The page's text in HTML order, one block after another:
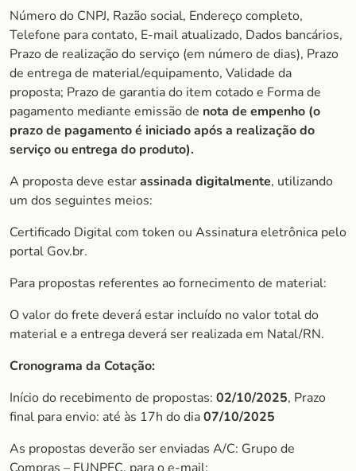
Número do CNPJ, Razão social, Endereço completo,
Telefone para contato, E-mail atualizado, Dados bancários,
Prazo de realização do serviço (em número de dias), Prazo
de entrega de material/equipamento, Validade da
proposta; Prazo de garantia do item cotado e Forma de
pagamento mediante emissão de nota de empenho (o
prazo de pagamento é iniciado após a realização do
serviço ou entrega do produto).
A proposta deve estarassinada digitalmente, utilizando
um dos seguintes meios:
Certificado Digital com token ou Assinatura eletrônica pelo
portal Gov.br.
Para propostas referentes ao fornecimento de material:
O valor do frete deverá estar incluído no valor total do
material e a entrega deverá ser realizada em Natal/RN.
Cronograma da Cotação:
Início do recebimento de propostas: 02/10/2025, Prazo
final para envio: até às 17h do dia07/10/2025
As propostas deverão ser enviadas A/C: Grupo de